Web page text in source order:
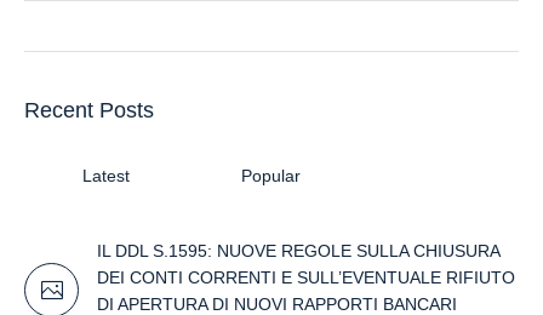
Recent Posts
Latest Popular
IL DDL S.1595: NUOVE REGOLE SULLA CHIUSURA
DEI CONTI CORRENTI E SULL’EVENTUALE RIFIUTO
DI APERTURA DI NUOVI RAPPORTI BANCARI